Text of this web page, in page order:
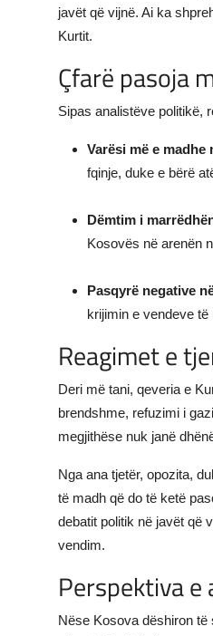
javët që vijnë. Ai ka
Kurtit.
Çfarë pasoja
Sipas analistëve politikë,
Varësi më e
fqinje, duke e bërë
Dëmtim i
Kosovës në arenën
Pasqyrë negative
krijimin e vendeve të
Reagimet e
Deri më tani, qeveria e
brendshme, refuzimi i
megjithëse nuk janë
Nga ana tjetër, opozita,
të madh që do të ketë
debatit politik në javët që
vendim.
Perspektiva
Nëse Kosova dëshiron të